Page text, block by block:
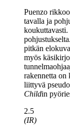
Puenzo
tavalla ja
koukuttavasti.
pitkän
myös
rakennetta on
liittyvä
Childin
2.5
(IR)